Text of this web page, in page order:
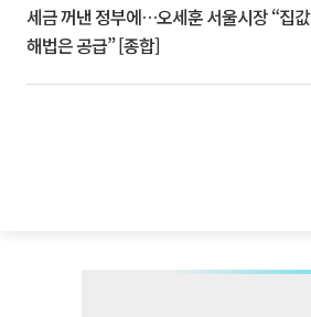
세금 꺼낸 정부에…오세훈 서울시장 “집값
해법은 공급” [종합]